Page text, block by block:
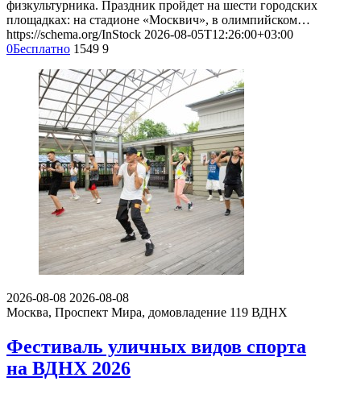
физкультурника. Праздник пройдет на шести городских
площадках: на стадионе «Москвич», в олимпийском…
https://schema.org/InStock 2026-08-05T12:26:00+03:00
0Бесплатно 1549 9
2026-08-08 2026-08-08
Москва, Проспект Мира, домовладение 119 ВДНХ
Фестиваль уличных видов спорта
на ВДНХ 2026